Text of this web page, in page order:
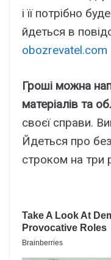
і її потрібно
йдеться в
obozrevatel.com
Гроші можна
матеріалів та
своєї справи.
Йдеться про
строком на три